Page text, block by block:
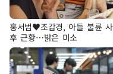
홍서범♥조갑경, 아들 불륜
후 근황…밝은 미소